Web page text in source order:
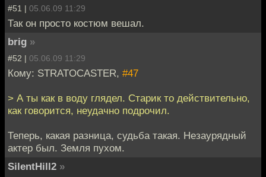
#51 | 05.06.09 11:29
Так он просто костюм вешал.
brig »
#52 | 05.06.09 11:29
Кому: STRATOCASTER, #47
> А ты как в воду глядел. Старик то действительно,
как говорится, неудачно подрочил.
Теперь, какая разница, судьба такая. Незаурядный
актер был. Земля пухом.
SilentHill2 »